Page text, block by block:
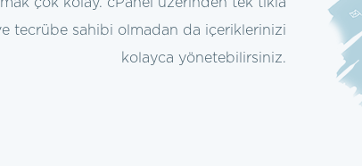
tecrübe sahibi olmadan da içeriklerinizi
kolayca yönetebilirsiniz.